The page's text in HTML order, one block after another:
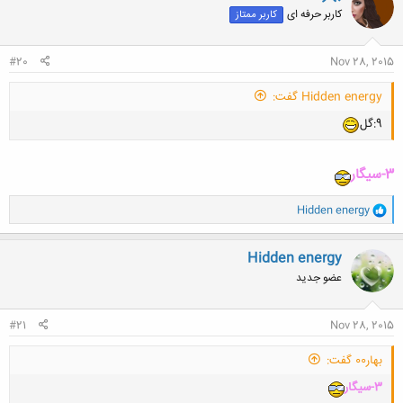
ه
ا
کاربر حرفه ای کاربر ممتاز
Nov 28, 2015
#20
Hidden energy گفت:
9:گل
3-سیگار
و
ا
ک
ن
ش
ه
ا
Hidden energy
Hidden energy
عضو جدید
Nov 28, 2015
#21
بهار00 گفت:
3-سیگار